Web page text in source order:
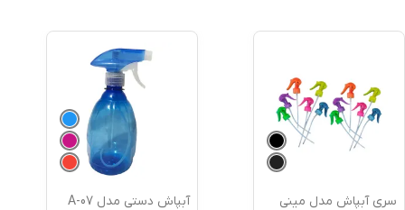
سری آبپاش مدل مینی
آبپاش دستی مدل A-07